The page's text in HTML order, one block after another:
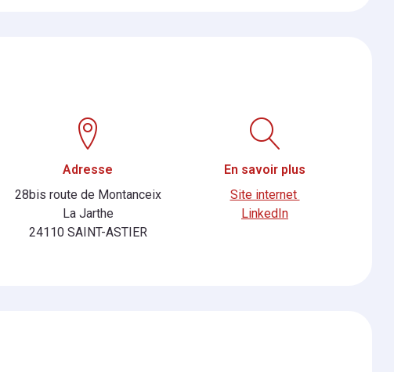
Adresse
28bis route de Montanceix
La Jarthe
24110 SAINT-ASTIER
En savoir plus
Site internet
LinkedIn